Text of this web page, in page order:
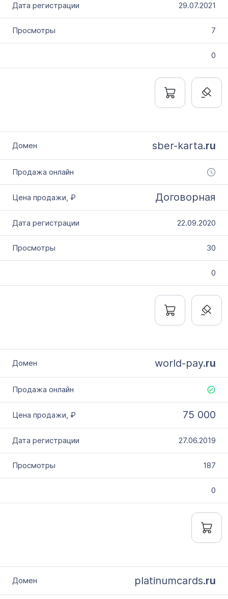
29.07.2021
7
0
sber-karta.ru
Договорная
22.09.2020
30
0
world-pay.ru
75 000
27.06.2019
187
0
platinumcards.ru